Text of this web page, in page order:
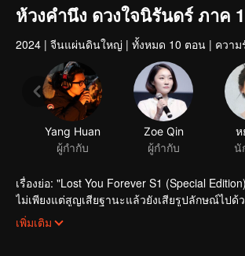
ห้วงคำนึง ดวงใจนิรันดร์ ภาค
2024 | จีนแผ่นดินใหญ่ | ทั้งหมด 10 ตอน | ความ
Yang Huan
ผู้กำกับ
Zoe Qin
ผู้กำกับ
ห
นั
เรื่องย่อ: "Lost You Forever S1 (Special
ไม่เพียงแต่สูญเสียฐานะแล้วยังเสียรูปลักษณ์ไป
จากชิงชิวจนเกิดเป็นความรัก เชียงเสวียนองค์
เพิ่มเติม